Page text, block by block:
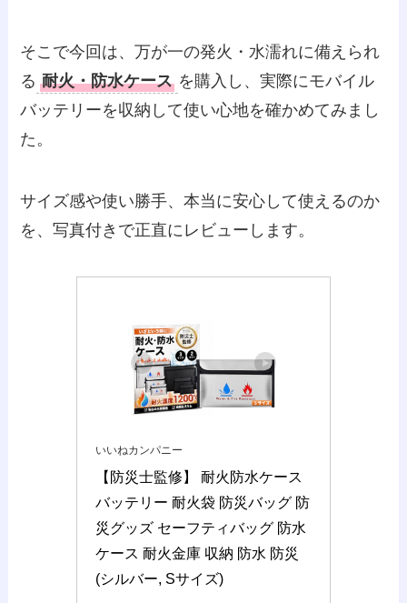
そこで今回は、万が一の発火・水濡れに備えられ
る 耐火・防水ケース を購入し、実際にモバイル
バッテリーを収納して使い心地を確かめてみまし
た。
サイズ感や使い勝手、本当に安心して使えるのか
を、写真付きで正直にレビューします。
いいねカンパニー
【防災士監修】 耐火防水ケース
バッテリー 耐火袋 防災バッグ 防
災グッズ セーフティバッグ 防水
ケース 耐火金庫 収納 防水 防災
(シルバー, Sサイズ)